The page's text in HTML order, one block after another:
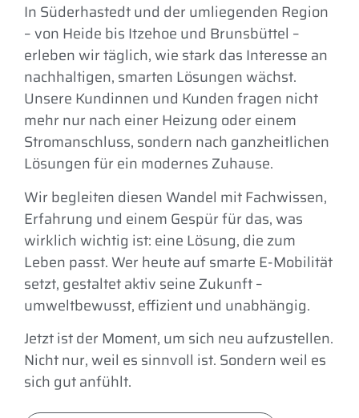
In Süderhastedt und der umliegenden Region
– von Heide bis Itzehoe und Brunsbüttel –
erleben wir täglich, wie stark das Interesse an
nachhaltigen, smarten Lösungen wächst.
Unsere Kundinnen und Kunden fragen nicht
mehr nur nach einer Heizung oder einem
Stromanschluss, sondern nach ganzheitlichen
Lösungen für ein modernes Zuhause.
Wir begleiten diesen Wandel mit Fachwissen,
Erfahrung und einem Gespür für das, was
wirklich wichtig ist: eine Lösung, die zum
Leben passt. Wer heute auf smarte E-Mobilität
setzt, gestaltet aktiv seine Zukunft –
umweltbewusst, effizient und unabhängig.
Jetzt ist der Moment, um sich neu aufzustellen.
Nicht nur, weil es sinnvoll ist. Sondern weil es
sich gut anfühlt.